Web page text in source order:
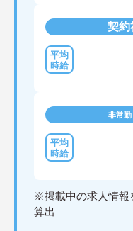
契約
非常勤
※掲載中の求人情報
算出